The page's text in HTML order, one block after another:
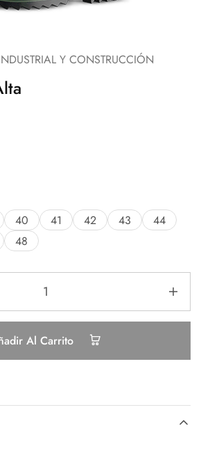
Y CONSTRUCCIÓN
40 41 42 43
44
48
Al Carrito